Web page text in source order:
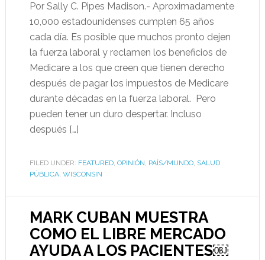
Por Sally C. Pipes Madison.- Aproximadamente
10,000 estadounidenses cumplen 65 años
cada día. Es posible que muchos pronto dejen
la fuerza laboral y reclamen los beneficios de
Medicare a los que creen que tienen derecho
después de pagar los impuestos de Medicare
durante décadas en la fuerza laboral. Pero
pueden tener un duro despertar. Incluso
después […]
FILED UNDER: FEATURED, OPINIÓN, PAÍS/MUNDO, SALUD
PÚBLICA, WISCONSIN
MARK CUBAN MUESTRA
COMO EL LIBRE MERCADO
AYUDA A LOS PACIENTES￼